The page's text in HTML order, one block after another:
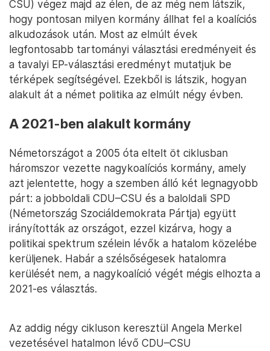
CSU) végez majd az élen, de az még nem látszik,
hogy pontosan milyen kormány állhat fel a koalíciós
alkudozások után. Most az elmúlt évek
legfontosabb tartományi választási eredményeit és
a tavalyi EP-választási eredményt mutatjuk be
térképek segítségével. Ezekből is látszik, hogyan
alakult át a német politika az elmúlt négy évben.
A 2021-ben alakult kormány
Németországot a 2005 óta eltelt öt ciklusban
háromszor vezette nagykoalíciós kormány, amely
azt jelentette, hogy a szemben álló két legnagyobb
párt: a jobboldali CDU–CSU és a baloldali SPD
(Németország Szociáldemokrata Pártja) együtt
irányították az országot, ezzel kizárva, hogy a
politikai spektrum szélein lévők a hatalom közelébe
kerüljenek. Habár a szélsőségesek hatalomra
kerülését nem, a nagykoalíció végét mégis elhozta a
2021-es választás.
Az addig négy cikluson keresztül Angela Merkel
vezetésével hatalmon lévő CDU–CSU